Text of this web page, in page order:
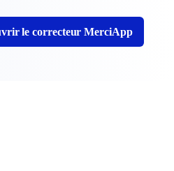
le correcteur MerciApp